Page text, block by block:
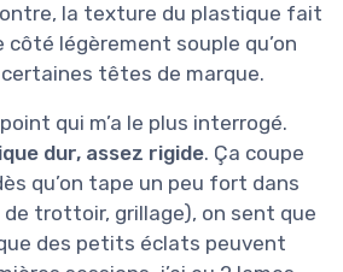
la texture du plastique fait
côté légèrement souple qu’on
têtes de marque.
qui m’a le plus interrogé.
dur, assez rigide. Ça coupe
qu’on tape un peu fort dans
de trottoir, grillage), on sent que
des petits éclats peuvent